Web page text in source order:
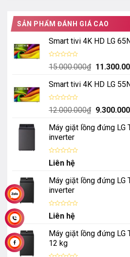
SẢN PHẨM ĐÁNH GIÁ CAO
Smart tivi 4K HD LG
Được
xếp
0
5
15.000.000₫ Giá
là:
Smart tivi 4K HD LG
Được
xếp
0
5
sao
12.000.000₫ Giá
là:
9.300.000
Máy giặt lồng đứng LG
inverter
Được
xếp
0
5
sao
Liên hệ
Máy giặt lồng đứng LG
inverter
Được
xếp
0
5
sao
Liên hệ
Máy giặt lồng đứng LG
12 kg